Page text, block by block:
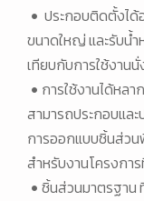
• ประกอบติดตั้งได้
ขนาดใหญ่ และรับน้ำ
เทียบกับการใช้งาน
• การใช้งานได้หล
สามารถประกอบแล
การออกแบบชิ้นส่วน
สำหรับงานโครงกา
• ชิ้นส่วนมาตรฐาน